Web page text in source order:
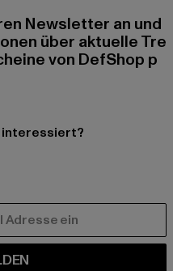
Newsletter an und
über aktuelle Tre
von DefShop p
interessiert?